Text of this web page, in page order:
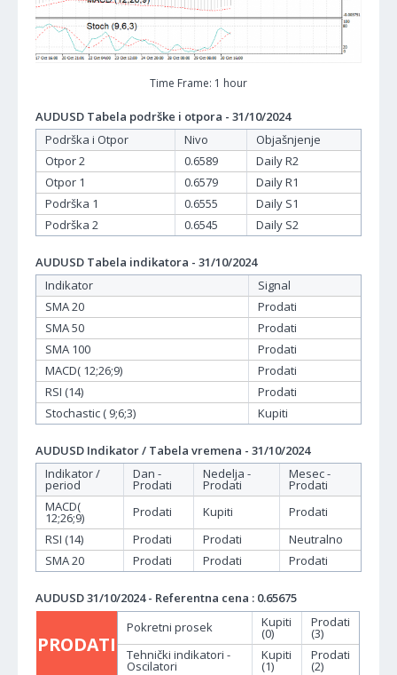
Time Frame: 1 hour
AUDUSD Tabela podrške i otpora - 31/10/2024
Podrška i Otpor
Nivo
Objašnjenje
Otpor 2
0.6589
Daily R2
Otpor 1
0.6579
Daily R1
Podrška 1
0.6555
Daily S1
Podrška 2
0.6545 Daily S2
AUDUSD Tabela indikatora - 31/10/2024
Indikator
Signal
SMA 20
Prodati
SMA 50
Prodati
SMA 100
Prodati
MACD( 12;26;9)
Prodati
RSI (14)
Prodati
Stochastic ( 9;6;3)
Kupiti
AUDUSD Indikator / Tabela vremena - 31/10/2024
Indikator /
period
Dan -
Prodati
Nedelja -
Prodati
Mesec -
Prodati
MACD(
12;26;9) Prodati Kupiti
Prodati
RSI (14)
Prodati Prodati
Neutralno
SMA 20
Prodati Prodati Prodati
AUDUSD 31/10/2024 - Referentna cena : 0.65675
PRODATI
Pokretni prosek Kupiti
(0)
Prodati
(3)
Tehnički indikatori -
Oscilatori
Kupiti
(1)
Prodati
(2)